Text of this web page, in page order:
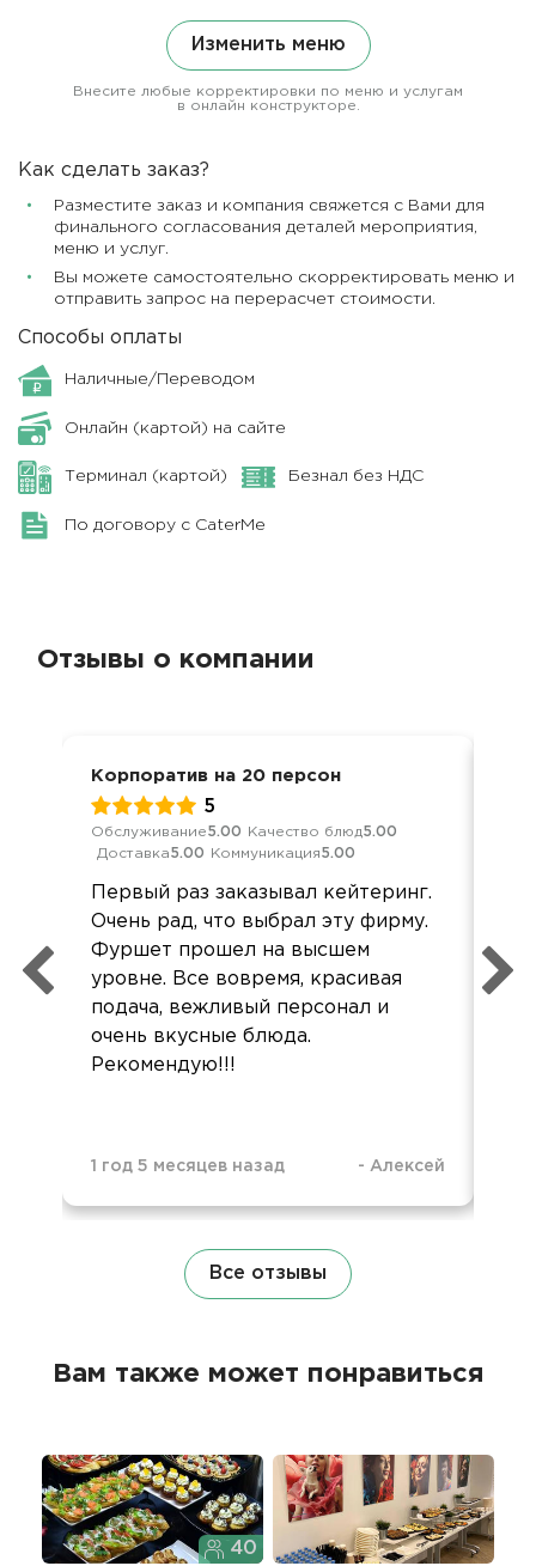
Изменить меню
Внесите любые корректировки по меню и услугам
в онлайн конструкторе.
Как сделать заказ?
Разместите заказ и компания свяжется с Вами для
финального согласования деталей мероприятия,
меню и услуг.
Вы можете самостоятельно скорректировать меню и
отправить запрос на перерасчет стоимости.
Способы оплаты
Наличные/Переводом
Онлайн (картой) на сайте
Терминал (картой) Безнал без НДС
По договору с CaterMe
Отзывы о компании
Корпоратив на 20 персон
5
Обслуживание5.00 Качество блюд5.00
Доставка5.00 Коммуникация5.00
Первый раз заказывал кейтеринг.
Очень рад, что выбрал эту фирму.
Фуршет прошел на высшем
уровне. Все вовремя, красивая
подача, вежливый персонал и
очень вкусные блюда.
Рекомендую!!!
1 год 5 месяцев назад - Алексей
Все отзывы
Вам также может понравиться
40